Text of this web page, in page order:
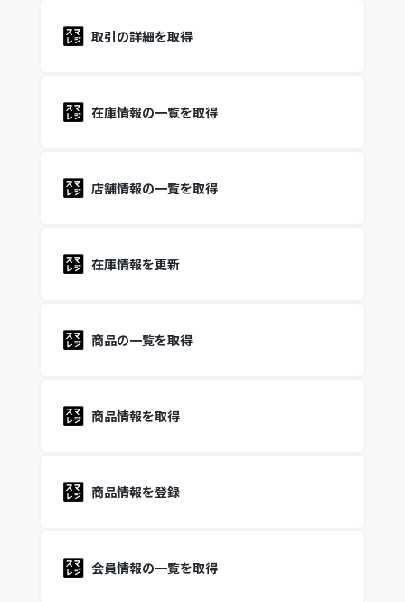
取引の詳細を取得
在庫情報の一覧を取得
店舗情報の一覧を取得
在庫情報を更新
商品の一覧を取得
商品情報を取得
商品情報を登録
会員情報の一覧を取得